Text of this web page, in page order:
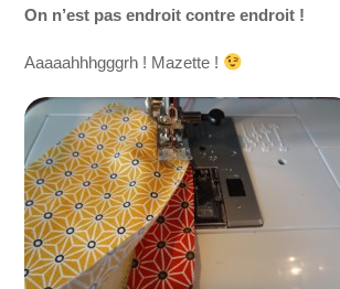
On n’est pas endroit contre endroit !
Aaaaahhhgggrh ! Mazette !